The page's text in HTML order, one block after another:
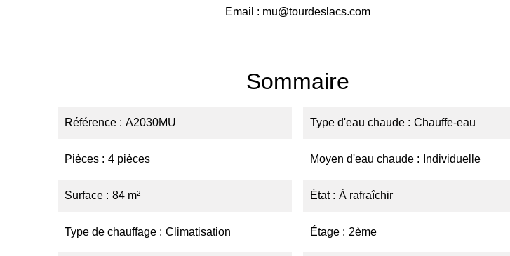
Email : mu@tourdeslacs.com
Sommaire
Référence A2030MU
Pièces 4 pièces
Surface 84 m²
Type de chauffage Climatisation
Type d'eau chaude Chauffe-eau
Moyen d'eau chaude Individuelle
État À rafraîchir
Étage 2ème